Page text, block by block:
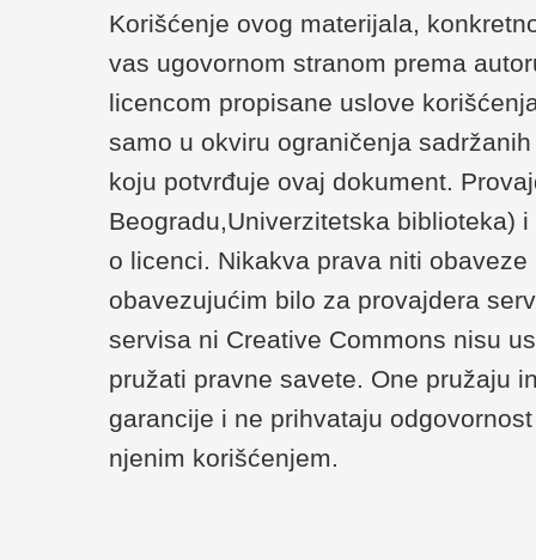
Korišćenje ovog materijala,
vas ugovornom stranom prema
licencom propisane uslove
samo u okviru ograničenja
koju potvrđuje ovaj dokument.
Beogradu,Univerzitetska biblioteka)
o licenci. Nikakva prava niti
obavezujućim bilo za provajdera
servisa ni Creative Commons nisu
pružati pravne savete. One pružaju
garancije i ne prihvataju
njenim korišćenjem.